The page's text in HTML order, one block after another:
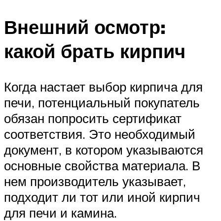
Внешний осмотр:
какой брать кирпич
Когда настает выбор кирпича для
печи, потенциальный покупатель
обязан попросить сертификат
соответствия. Это необходимый
документ, в котором указываются
основные свойства материала. В
нем производитель указывает,
подходит ли тот или иной кирпич
для печи и камина.